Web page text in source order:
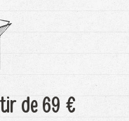
de 69 €